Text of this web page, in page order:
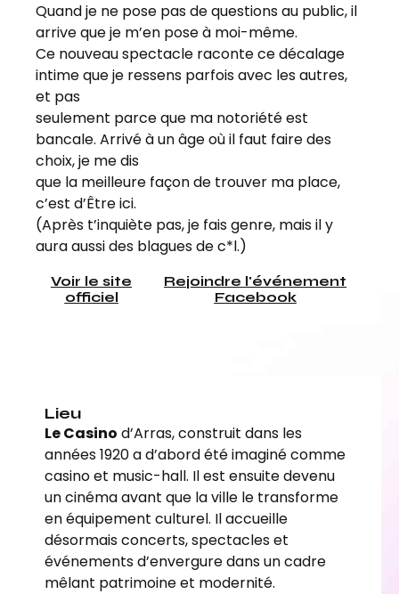
Quand je ne pose pas de questions au public, il
arrive que je m’en pose à moi-même.
Ce nouveau spectacle raconte ce décalage
intime que je ressens parfois avec les autres,
et pas
seulement parce que ma notoriété est
bancale. Arrivé à un âge où il faut faire des
choix, je me dis
que la meilleure façon de trouver ma place,
c’est d’Être ici.
(Après t’inquiète pas, je fais genre, mais il y
aura aussi des blagues de c*l.)
Voir le site
officiel
Rejoindre l'événement
Facebook
Lieu
Le Casino d’Arras, construit dans les
années 1920 a d’abord été imaginé comme
casino et music-hall. Il est ensuite devenu
un cinéma avant que la ville le transforme
en équipement culturel. Il accueille
désormais concerts, spectacles et
événements d’envergure dans un cadre
mêlant patrimoine et modernité.